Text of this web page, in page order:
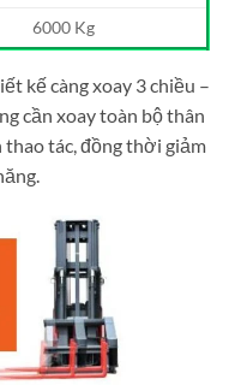
6000 Kg
kế càng xoay 3 chiều –
cần xoay toàn bộ thân
tác, đồng thời giảm